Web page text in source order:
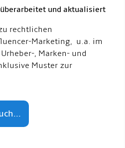
und aktualisiert
rechtlichen
Marketing, u.a. im
, Marken- und
Muster zur